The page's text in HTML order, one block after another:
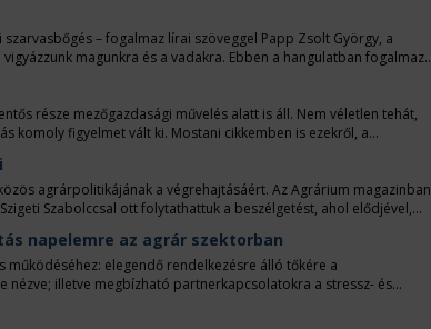
– fogalmaz lírai szöveggel Papp Zsolt György, a
magunkra és a vadakra. Ebben a hangulatban fogalmaz
része mezőgazdasági művelés alatt is áll. Nem véletlen tehát,
komoly figyelmet vált ki. Mostani cikkemben is ezekről, a
agrárpolitikájának a végrehajtásáért. Az Agrárium magazinban
Szabolccsal ott folytathattuk a beszélgetést, ahol elődjével,
napelemre az agrár szektorban
elegendő rendelkezésre álló tőkére a
nézve; illetve megbízható partnerkapcsolatokra a stressz- és